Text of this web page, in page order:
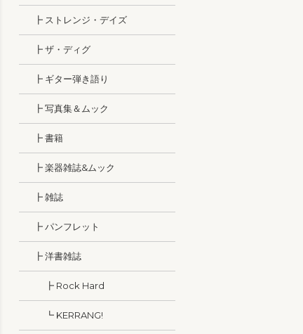
┣ ストレンジ・デイズ
┣ ザ・ディグ
┣ ギター弾き語り
┣ 写真集＆ムック
┣ 書籍
┣ 楽器雑誌&ムック
┣ 雑誌
┣ パンフレット
┣ 洋書雑誌
┣ Rock Hard
┗ KERRANG!